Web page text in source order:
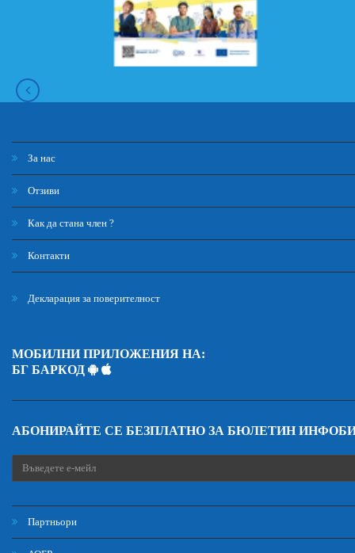
За нас
Отзиви
Как да стана член ?
Контакти
Декларация за поверителност
МОБИЛНИ ПРИЛОЖЕНИЯ НА:
БГ БАРКОД
АБОНИРАЙТЕ СЕ БЕЗПЛАТНО ЗА БЮЛЕТИН
Партньори